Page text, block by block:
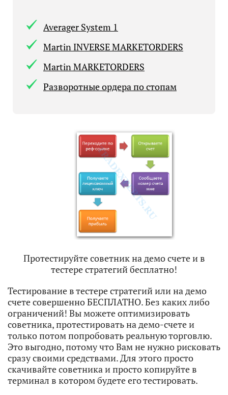
Averager System 1
Martin INVERSE MARKETORDERS
Martin MARKETORDERS
Разворотные ордера по стопам
Протестируйте советник на демо счете и в
тестере стратегий бесплатно!
Тестирование в тестере стратегий или на демо
счете совершенно БЕСПЛАТНО. Без каких либо
ограничений! Вы можете оптимизировать
советника, протестировать на демо-счете и
только потом попробовать реальную торговлю.
Это выгодно, потому что Вам не нужно рисковать
сразу своими средствами. Для этого просто
скачивайте советника и просто копируйте в
терминал в котором будете его тестировать.